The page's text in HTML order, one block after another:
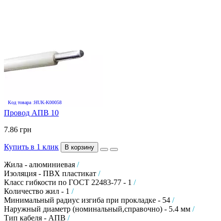
Код товара :HUK-K00058
Провод АПВ 10
7.86 грн
Купить в 1 клик В корзину
Жила - алюминиевая /
Изоляция - ПВХ пластикат /
Класс гибкости по ГОСТ 22483-77 - 1 /
Количество жил - 1 /
Минимальный радиус изгиба при прокладке - 54 /
Наружный диаметр (номинальный,справочно) - 5.4 мм /
Тип кабеля - АПВ /